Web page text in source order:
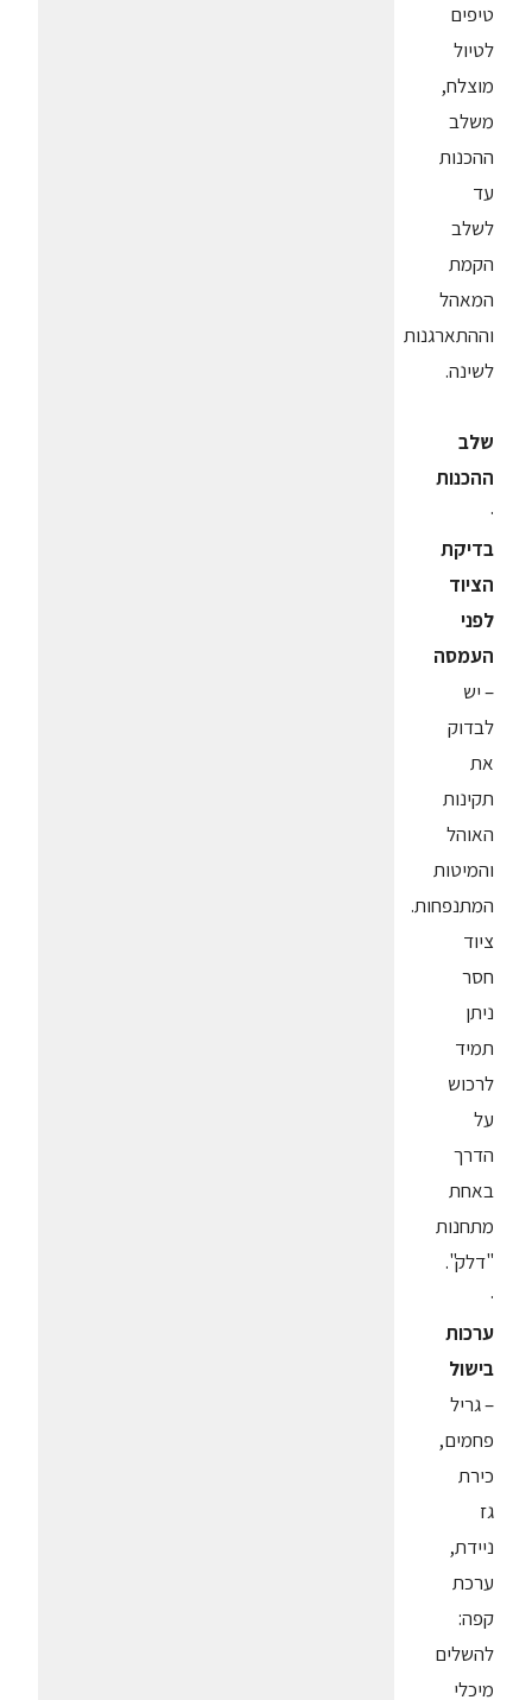
טיפים
לטיול
מוצלח,
משלב
ההכנות
עד
לשלב
הקמת
המאהל
וההתארגנות
לשינה.
שלב
ההכנות
·
בדיקת
הציוד
לפני
העמסה
– יש
לבדוק
את
תקינות
האוהל
והמיטות
המתנפחות.
ציוד
חסר
ניתן
תמיד
לרכוש
על
הדרך
באחת
מתחנות
"דלק".
·
ערכות
בישול
– גריל
פחמים,
כירת
גז
ניידת,
ערכת
קפה:
להשלים
מיכלי